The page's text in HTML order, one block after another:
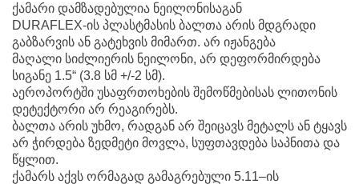
ქამარი დამზადებულია ნეილონისაგან
DURAFLEX-ის პლასტმასის ბალთა არის მდგრადი
გაბზარვის ან გატეხვის მიმართ. არ იჟანგება
მაღალი სიძლიერის ნეილონი, არ დეფორმირდება
სიგანე 1.5“ (3.8 სმ +/-2 სმ).
აეროპორტში უსაფრთოხების შემოწმებისას ლითონის
დეტექტორი არ რეაგირებს.
ბალთა არის უხმო, რადგან არ შეიცავს მეტალს ან ტყავს
არ ჭირდება ზედმეტი მოვლა, სუფთავდება საპნითა და
წყლით.
ქამარს აქვს ორმაგად გამაგრებული 5.11–ის